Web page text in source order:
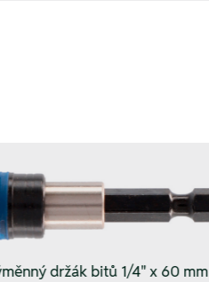
držák bitů 1/4" x 60 mm